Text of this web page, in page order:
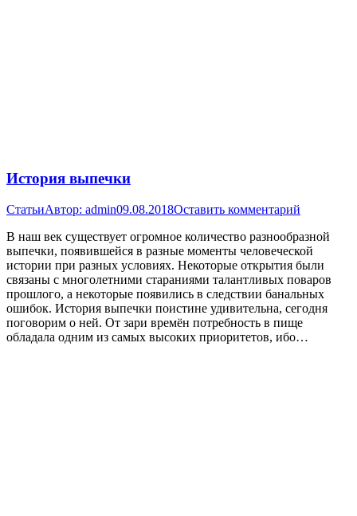
История выпечки
СтатьиАвтор: admin09.08.2018Оставить комментарий
В наш век существует огромное количество разнообразной
выпечки, появившейся в разные моменты человеческой
истории при разных условиях. Некоторые открытия были
связаны с многолетними стараниями талантливых поваров
прошлого, а некоторые появились в следствии банальных
ошибок. История выпечки поистине удивительна, сегодня
поговорим о ней. От зари времён потребность в пище
обладала одним из самых высоких приоритетов, ибо…